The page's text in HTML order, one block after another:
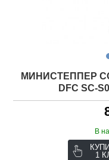
МИНИСТЕППЕР
DFC SC-
В
1